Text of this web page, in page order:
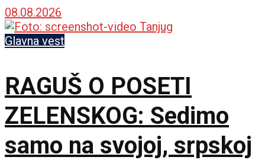
08.08.2026
Glavna vest
RAGUŠ O POSETI
ZELENSKOG: Sedimo
samo na svojoj, srpskoj